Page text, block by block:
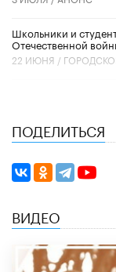
Школьники и
Отечественной
22 ИЮНЯ /
ПОДЕЛИТЬСЯ
ВИДЕО